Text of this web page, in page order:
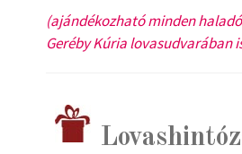
(ajándékozható minden
Geréby Kúria lovasudvarában